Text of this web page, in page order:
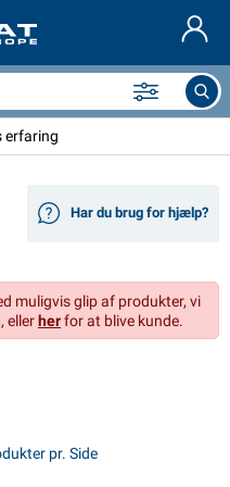
erfaring
Har du brug for hjælp?
muligvis glip af produkter, vi
ellerherfor at blive kunde.
pr. Side